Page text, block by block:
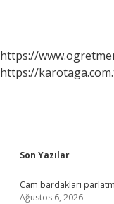
https://
https://
Sidebar
Son Yazılar
Cam bardakları
Ağustos 6, 2026